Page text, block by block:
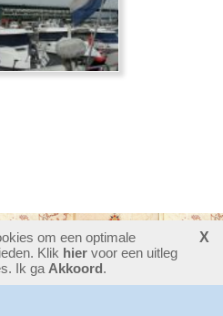
- 15 online
login
om een optimale
Klik hiervoor een uitleg
Ik ga Akkoord.
X